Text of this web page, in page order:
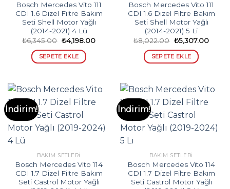
Bosch Mercedes Vito 111
CDI 1.6 Dizel Filtre Bakım
Seti Shell Motor Yağlı
(2014-2021) 4 Lü
₺6,345.00 Orijinal
fiyat:
₺6,345.00.
₺4,198.00Şu
SEPETE EKLE
Bosch Mercedes Vito 111
CDI 1.6 Dizel Filtre Bakım
Seti Shell Motor Yağlı
(2014-2021) 5 Li
₺8,022.00 Orijinal
fiyat:
₺8,022.00.
₺5,307.00Şu
SEPETE EKLE
İndirim!
BAKIM SETLERI
Bosch Mercedes Vito 114
CDI 1.7 Dizel Filtre Bakım
Seti Castrol Motor Yağlı
İndirim!
BAKIM SETLERI
Bosch Mercedes Vito 114
CDI 1.7 Dizel Filtre Bakım
Seti Castrol Motor Yağlı